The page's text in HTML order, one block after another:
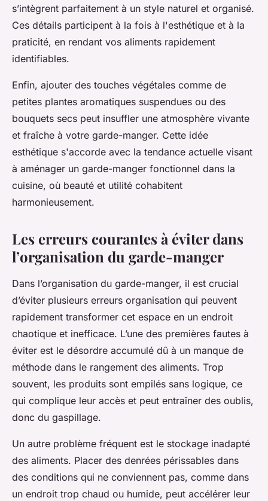
s’intègrent parfaitement à un style naturel et organisé.
Ces détails participent à la fois à l'esthétique et à la
praticité, en rendant vos aliments rapidement
identifiables.
Enfin, ajouter des touches végétales comme de
petites plantes aromatiques suspendues ou des
bouquets secs peut insuffler une atmosphère vivante
et fraîche à votre garde-manger. Cette idée
esthétique s'accorde avec la tendance actuelle visant
à aménager un garde-manger fonctionnel dans la
cuisine, où beauté et utilité cohabitent
harmonieusement.
Les erreurs courantes à éviter dans
l’organisation du garde-manger
Dans l’organisation du garde-manger, il est crucial
d’éviter plusieurs erreurs organisation qui peuvent
rapidement transformer cet espace en un endroit
chaotique et inefficace. L’une des premières fautes à
éviter est le désordre accumulé dû à un manque de
méthode dans le rangement des aliments. Trop
souvent, les produits sont empilés sans logique, ce
qui complique leur accès et peut entraîner des oublis,
donc du gaspillage.
Un autre problème fréquent est le stockage inadapté
des aliments. Placer des denrées périssables dans
des conditions qui ne conviennent pas, comme dans
un endroit trop chaud ou humide, peut accélérer leur